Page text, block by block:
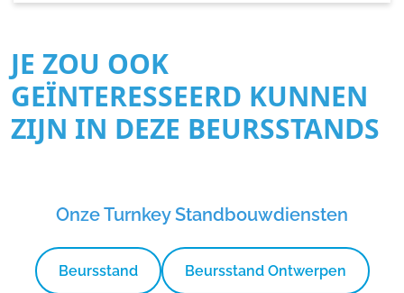
JE ZOU OOK
GEÏNTERESSEERD KUNNEN
ZIJN IN DEZE BEURSSTANDS
Onze Turnkey Standbouwdiensten
Beursstand Beursstand Ontwerpen